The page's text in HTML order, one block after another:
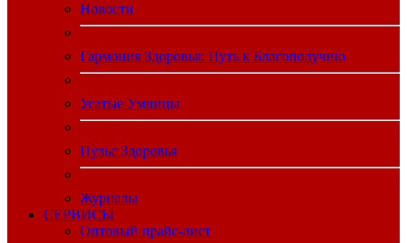
Новости
Гармония Здоровья: Путь к Благополучию
Усатые Умницы
Пульс Здоровья
Журналы
CЕРВИСЫ
Оптовый прайс-лист